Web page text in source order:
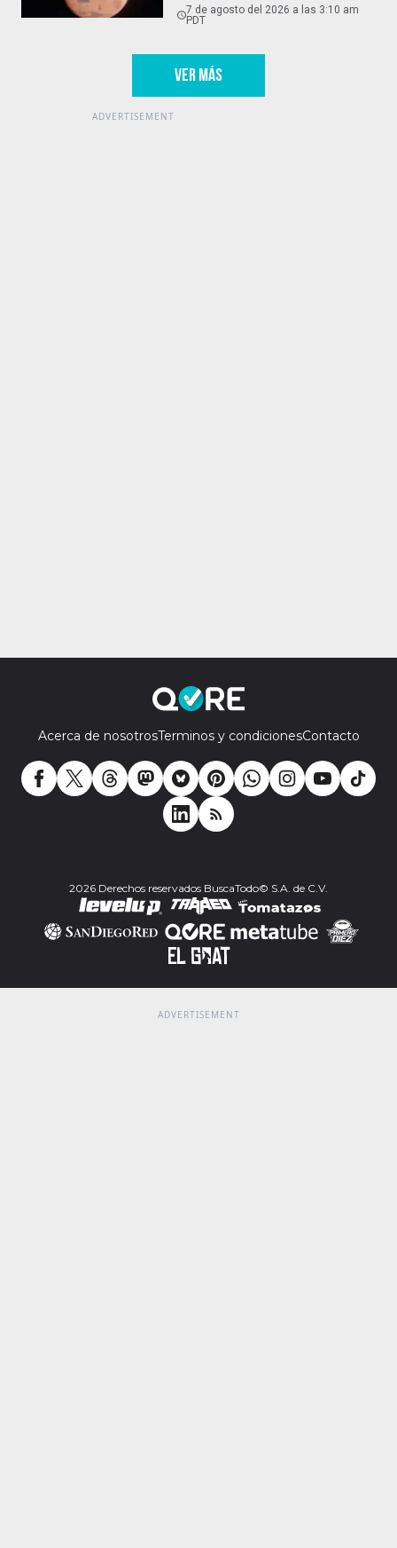
7 de agosto del 2026 a las 3:10 am
PDT
VER MÁS
Acerca de nosotrosTerminos y condicionesContacto
2026 Derechos reservados BuscaTodo© S.A. de C.V.